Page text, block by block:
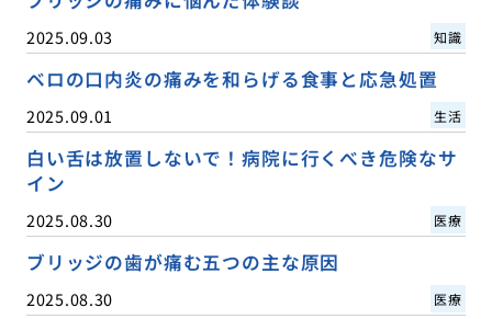
2025.09.03 知識
ベロの口内炎の痛みを和らげる食事と応急処置
2025.09.01 生活
白い舌は放置しないで！病院に行くべき危険なサ
イン
2025.08.30 医療
ブリッジの歯が痛む五つの主な原因
2025.08.30 医療